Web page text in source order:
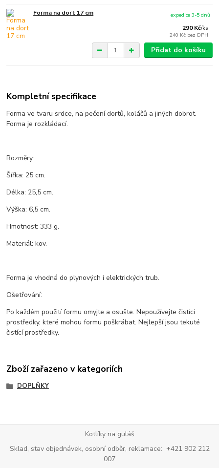
Forma na dort 17 cm
290 Kč/ks
240 Kč bez DPH
expedice 3-5 dnů
Přidat do košíku
Kompletní specifikace
Forma ve tvaru srdce, na pečení dortů, koláčů a jiných dobrot.
Forma je rozkládací.
Rozměry:
Šířka: 25 cm.
Délka: 25,5 cm.
Výška: 6,5 cm.
Hmotnost: 333 g.
Materiál: kov.
Forma je vhodná do plynových i elektrických trub.
Ošetřování:
Po každém použití formu omyjte a osušte. Nepoužívejte čistící
prostředky, které mohou formu poškrábat. Nejlepší jsou tekuté
čistící prostředky.
Zboží zařazeno v kategoriích
DOPLŇKY
Kotlíky na guláš
Sklad, stav objednávek, osobní odběr, reklamace: +421 902 212
007